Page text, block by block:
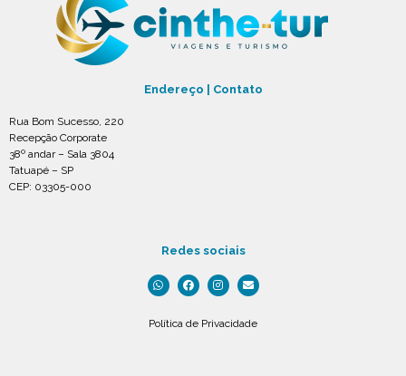
Endereço | Contato
Rua Bom Sucesso, 220
Recepção Corporate
38º andar – Sala 3804
Tatuapé – SP
CEP: 03305-000
Redes sociais
Política de Privacidade